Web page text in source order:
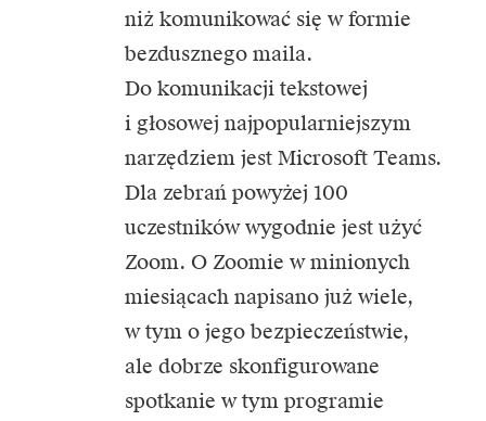
niż komunikować się w formie
bezdusznego maila.
Do komunikacji tekstowej
i głosowej najpopularniejszym
narzędziem jest Microsoft Teams.
Dla zebrań powyżej 100
uczestników wygodnie jest użyć
Zoom. O Zoomie w minionych
miesiącach napisano już wiele,
w tym o jego bezpieczeństwie,
ale dobrze skonfigurowane
spotkanie w tym programie